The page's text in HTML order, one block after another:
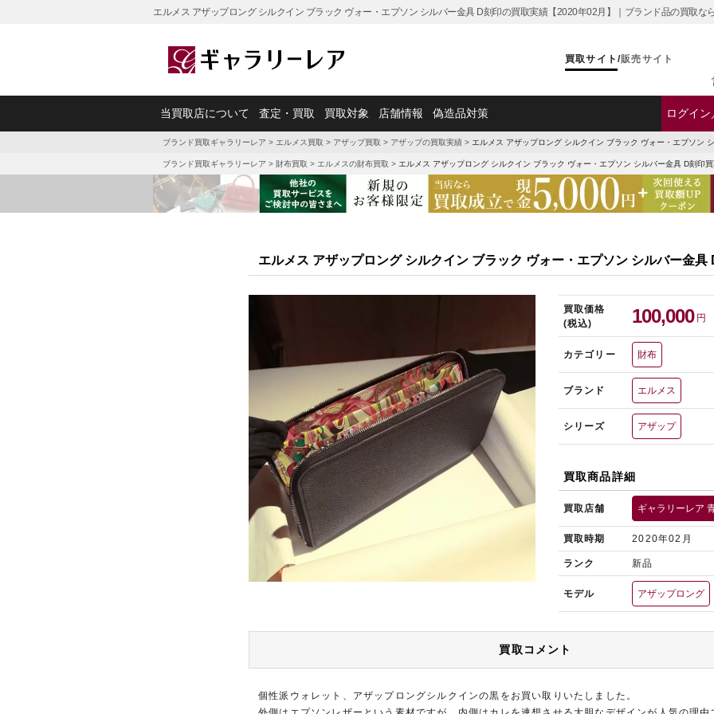
エルメス アザップロング シルクイン ブラック ヴォー・エプソン シルバー金具 D刻印の買取実績【2020年02月】｜ブランド品の買取な
買取サイト /販売サイト
当買取店について 査定・買取 買取対象 店舗情報 偽造品対策 ログイ
ブランド買取ギャラリーレア > エルメス買取 > アザップ買取 > アザップの買取実績 > エルメス アザップロング シルクイン ブラック ヴォー・エプソン
ブランド買取ギャラリーレア > 財布買取 > エルメスの財布買取 > エルメス アザップロング シルクイン ブラック ヴォー・エプソン シルバー金具 D刻印
エルメス アザップロング シルクイン ブラック ヴォー・エプソン シルバー金具
買取価格
(税込)
100,000 円
カテゴリー 財布
ブランド エルメス
シリーズ アザップ
買取商品詳細
買取店舗 ギャラリーレア
買取時期 2020年02月
ランク 新品
モデル アザップロング
買取コメント
個性派ウォレット、アザップロングシルクインの黒をお買い取りいたしました。